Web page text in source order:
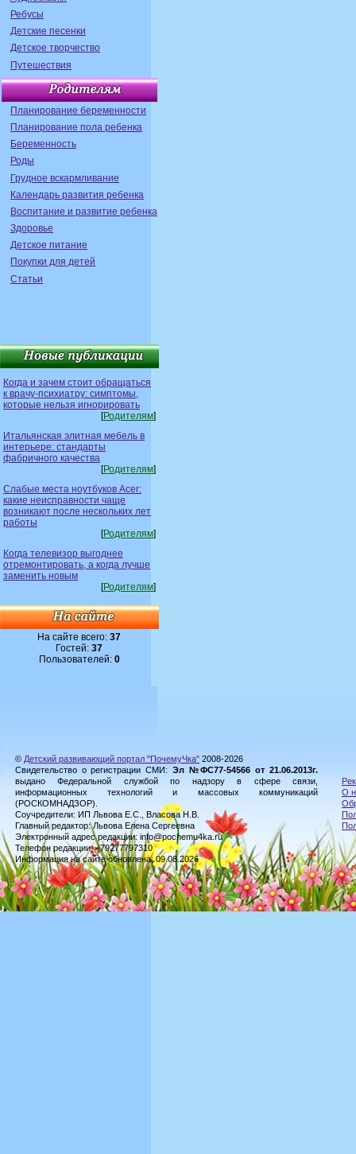
Ребусы
Детские песенки
Детское творчество
Путешествия
Планирование беременности
Планирование пола ребенка
Беременность
Роды
Грудное вскармливание
Календарь развития ребенка
Воспитание и развитие ребенка
Здоровье
Детское питание
Покупки для детей
Статьи
Когда и зачем стоит обращаться
к врачу-психиатру: симптомы,
которые нельзя игнорировать
[Родителям]
Итальянская элитная мебель в
интерьере: стандарты
фабричного качества
[Родителям]
Слабые места ноутбуков Acer:
какие неисправности чаще
возникают после нескольких лет
работы
[Родителям]
Когда телевизор выгоднее
отремонтировать, а когда лучше
заменить новым
[Родителям]
На сайте всего:37
Гостей:37
Пользователей: 0
© Детский развивающий портал "ПочемуЧка" 2008-2026
Свидетельство о регистрации СМИ: Эл №ФС77-54566 от 21.06.2013г.
выдано Федеральной службой по надзору в сфере связи,
информационных технологий и массовых коммуникаций
(РОСКОМНАДЗОР).
Соучредители: ИП Львова Е.С., Власова Н.В.
Главный редактор: Львова Елена Сергеевна
Электронный адрес редакции: info@pochemu4ka.ru
Телефон редакции: +79277797310
Информация на сайте обновлена: 09.08.2026
О